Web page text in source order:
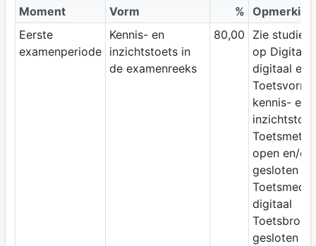
Moment
Vorm % Opmerking
Eerste
examenperiode
Kennis- en
inzichtstoets in
de examenreeks
80,00
Zie
op Digitap;
digitaal
Toetsvorm:
kennis- en
open en/of
gesloten
digitaal
Toetsbron:
gesloten